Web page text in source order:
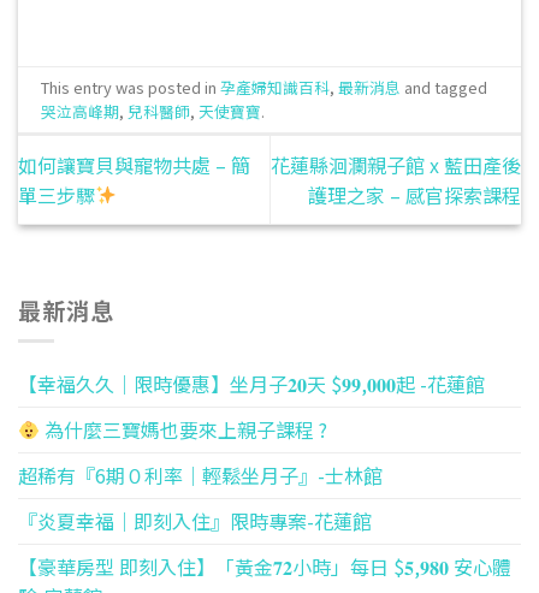
This entry was posted in孕產婦知識百科,最新消息 and tagged
哭泣高峰期, 兒科醫師,天使寶寶.
如何讓寶貝與寵物共處 – 簡
單三步驟
花蓮縣洄瀾親子館 x 藍田產後
護理之家 – 感官探索課程
最新消息
【幸福久久｜限時優惠】坐月子𝟐𝟎天 $𝟗𝟗,𝟎𝟎𝟎起 -花蓮館
為什麼三寶媽也要來上親子課程 ?
超稀有『6期０利率｜輕鬆坐月子』-士林館
『炎夏幸福｜即刻入住』限時專案-花蓮館
【豪華房型 即刻入住】「黃金𝟕𝟐小時」每日 $𝟓,𝟗𝟖𝟎 安心體